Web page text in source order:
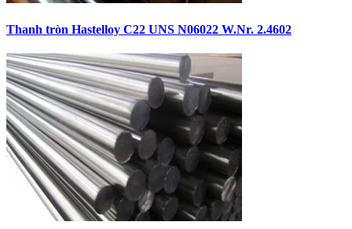
Thanh tròn Hastelloy C22 UNS N06022 W.Nr. 2.4602